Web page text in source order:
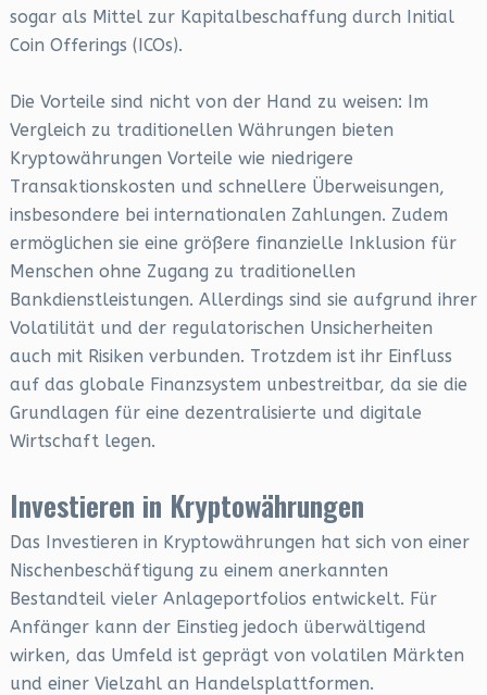
sogar als Mittel zur Kapitalbeschaffung durch Initial
Coin Offerings (ICOs).
Die Vorteile sind nicht von der Hand zu weisen: Im
Vergleich zu traditionellen Währungen bieten
Kryptowährungen Vorteile wie niedrigere
Transaktionskosten und schnellere Überweisungen,
insbesondere bei internationalen Zahlungen. Zudem
ermöglichen sie eine größere finanzielle Inklusion für
Menschen ohne Zugang zu traditionellen
Bankdienstleistungen. Allerdings sind sie aufgrund ihrer
Volatilität und der regulatorischen Unsicherheiten
auch mit Risiken verbunden. Trotzdem ist ihr Einfluss
auf das globale Finanzsystem unbestreitbar, da sie die
Grundlagen für eine dezentralisierte und digitale
Wirtschaft legen.
Investieren in Kryptowährungen
Das Investieren in Kryptowährungen hat sich von einer
Nischenbeschäftigung zu einem anerkannten
Bestandteil vieler Anlageportfolios entwickelt. Für
Anfänger kann der Einstieg jedoch überwältigend
wirken, das Umfeld ist geprägt von volatilen Märkten
und einer Vielzahl an Handelsplattformen.